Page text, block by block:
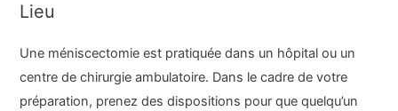
Lieu
Une méniscectomie est pratiquée dans un hôpital ou un
centre de chirurgie ambulatoire. Dans le cadre de votre
préparation, prenez des dispositions pour que quelqu’un